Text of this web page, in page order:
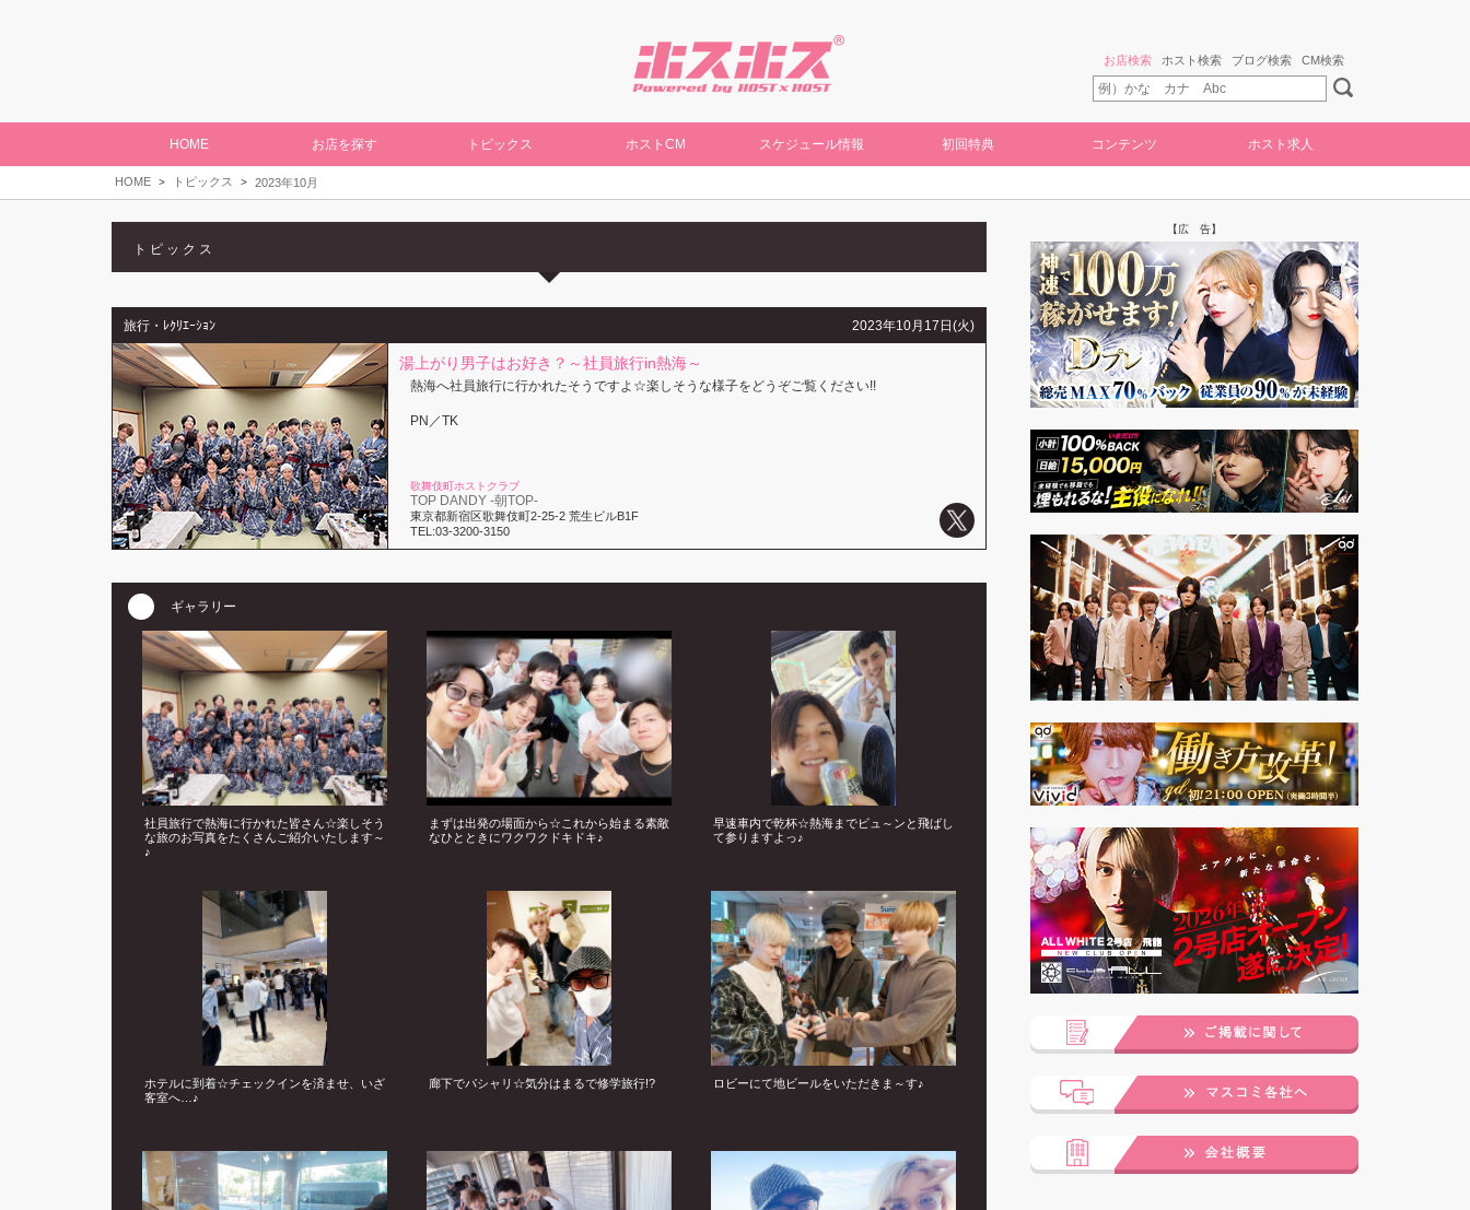
お店検索 ホスト検索 ブログ検索 CM検索
HOME お店を探す トピックス ホストCM スケジュール情報 初回特典 コンテンツ ホスト求人
HOME トピックス 2023年10月
トピックス
旅行・ﾚｸﾘｴｰｼｮﾝ 2023年10月17日(火)
湯上がり男子はお好き？～社員旅行in熱海～
熱海へ社員旅行に行かれたそうですよ☆楽しそうな様子をどうぞご覧ください!!
PN／TK
歌舞伎町ホストクラブ
TOP DANDY -朝TOP-
東京都新宿区歌舞伎町2-25-2 荒生ビルB1F
TEL:03-3200-3150
ギャラリー
社員旅行で熱海に行かれた皆さん☆楽しそう
な旅のお写真をたくさんご紹介いたします～
♪
まずは出発の場面から☆これから始まる素敵
なひとときにワクワクドキドキ♪
早速車内で乾杯☆熱海までビュ～ンと飛ばし
て参りますよっ♪
ホテルに到着☆チェックインを済ませ、いざ
客室へ…♪
廊下でパシャリ☆気分はまるで修学旅行!? ロビーにて地ビールをいただきま～す♪
【広 告】